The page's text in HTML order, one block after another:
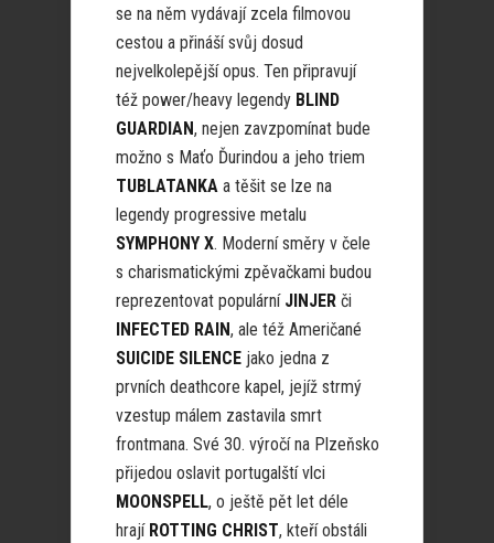
se na něm vydávají zcela filmovou
cestou a přináší svůj dosud
nejvelkolepější opus. Ten připravují
též power/heavy legendy BLIND
GUARDIAN, nejen zavzpomínat bude
možno s Maťo Ďurindou a jeho triem
TUBLATANKA a těšit se lze na
legendy progressive metalu
SYMPHONY X. Moderní směry v čele
s charismatickými zpěvačkami budou
reprezentovat populární JINJER či
INFECTED RAIN, ale též Američané
SUICIDE SILENCE jako jedna z
prvních deathcore kapel, jejíž strmý
vzestup málem zastavila smrt
frontmana. Své 30. výročí na Plzeňsko
přijedou oslavit portugalští vlci
MOONSPELL, o ještě pět let déle
hrají ROTTING CHRIST, kteří obstáli